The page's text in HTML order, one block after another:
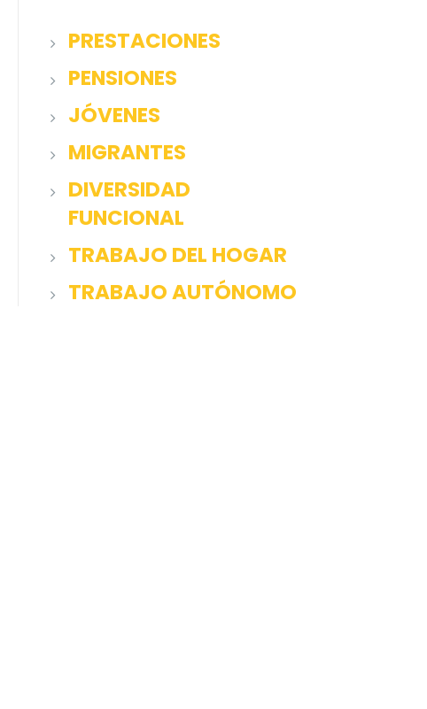
PRESTACIONES
PENSIONES
JÓVENES
MIGRANTES
DIVERSIDAD
FUNCIONAL
TRABAJO DEL HOGAR
TRABAJO AUTÓNOMO